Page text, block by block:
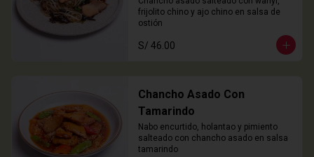
frijolito chino y ajo chino en salsa de
ostión
S/ 46.00
Chancho Asado Con
Tamarindo
Nabo encurtido, holantao y pimiento
salteado con chancho asado en salsa
tamarindo